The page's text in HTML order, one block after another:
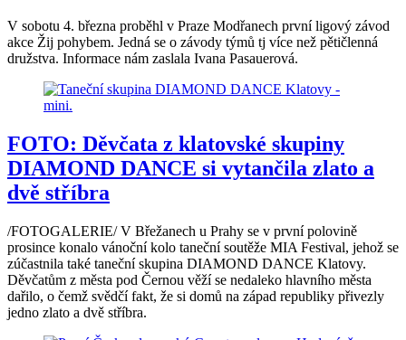
V sobotu 4. března proběhl v Praze Modřanech první ligový závod
akce Žij pohybem. Jedná se o závody týmů tj více než pětičlenná
družstva. Informace nám zaslala Ivana Pasauerová.
FOTO: Děvčata z klatovské skupiny
DIAMOND DANCE si vytančila zlato a
dvě stříbra
/FOTOGALERIE/ V Břežanech u Prahy se v první polovině
prosince konalo vánoční kolo taneční soutěže MIA Festival, jehož se
zúčastnila také taneční skupina DIAMOND DANCE Klatovy.
Děvčatům z města pod Černou věží se nedaleko hlavního města
dařilo, o čemž svědčí fakt, že si domů na západ republiky přivezly
jedno zlato a dvě stříbra.